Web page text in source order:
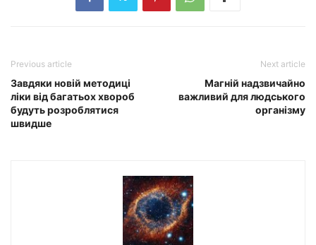
Previous article
Завдяки новій методиці
ліки від багатьох хвороб
будуть розроблятися
швидше
Next article
Магній надзвичайно
важливий для людського
організму